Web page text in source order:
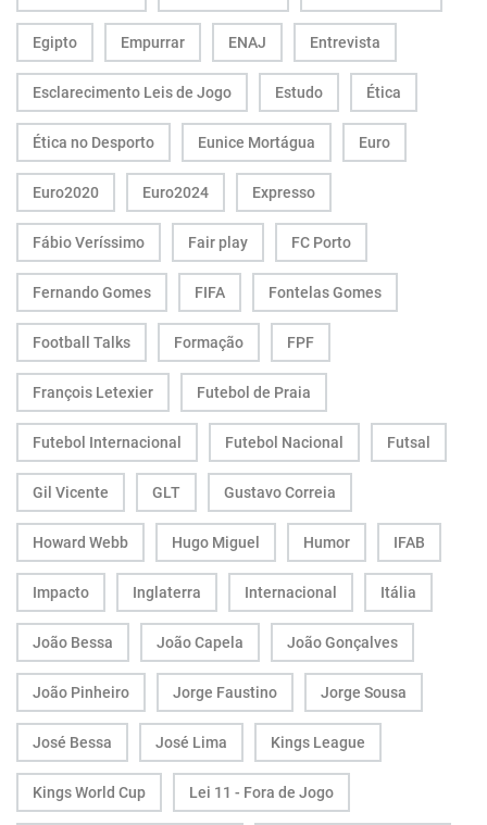
Egipto Empurrar ENAJ Entrevista
Esclarecimento Leis de Jogo Estudo Ética
Ética no Desporto Eunice Mortágua Euro
Euro2020 Euro2024 Expresso
Fábio Veríssimo Fair play FC Porto
Fernando Gomes FIFA Fontelas Gomes
Football Talks Formação FPF
François Letexier Futebol de Praia
Futebol Internacional Futebol Nacional Futsal
Gil Vicente GLT Gustavo Correia
Howard Webb Hugo Miguel Humor IFAB
Impacto Inglaterra Internacional Itália
João Bessa João Capela João Gonçalves
João Pinheiro Jorge Faustino Jorge Sousa
José Bessa José Lima Kings League
Kings World Cup Lei 11 - Fora de Jogo